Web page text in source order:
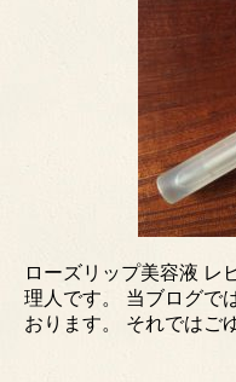
ローズリップ美容液 レ
理人です。 当ブログで
おります。 それではご